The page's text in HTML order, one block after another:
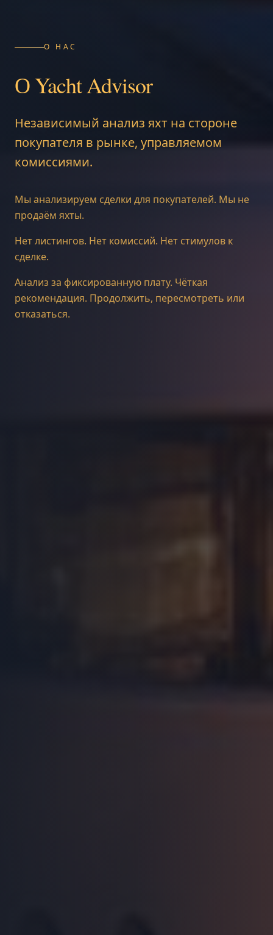
О НАС
О Yacht Advisor
Независимый анализ яхт на стороне
покупателя в рынке, управляемом
комиссиями.
Мы анализируем сделки для покупателей. Мы не
продаём яхты.
Нет листингов. Нет комиссий. Нет стимулов к
сделке.
Анализ за фиксированную плату. Чёткая
рекомендация. Продолжить, пересмотреть или
отказаться.